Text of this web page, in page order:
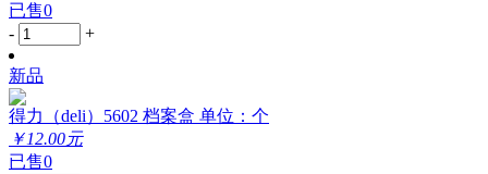
已售0
-
+
新品
得力（deli）5602 档案盒 单位：个
￥12.00元
已售0